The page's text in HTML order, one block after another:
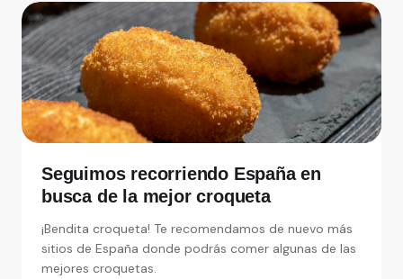
Seguimos recorriendo España en
busca de la mejor croqueta
¡Bendita croqueta! Te recomendamos de nuevo más
sitios de España donde podrás comer algunas de las
mejores croquetas.